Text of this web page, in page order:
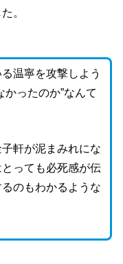
。
温寧を攻撃しよう
かったのか”なんて
軒が泥まみれにな
っても必死感が伝
のもわかるような